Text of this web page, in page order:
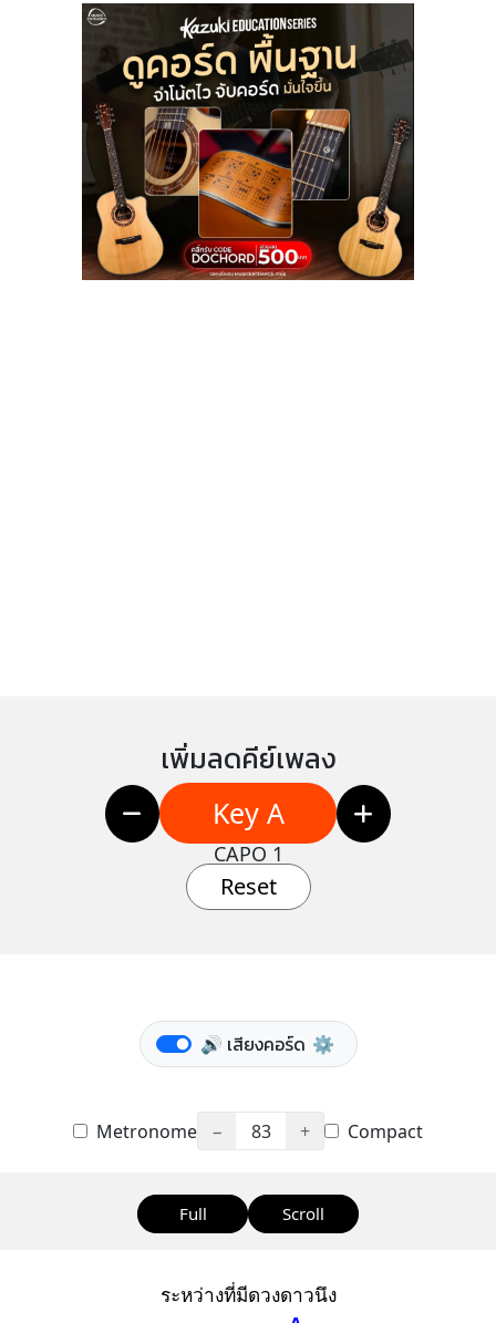
เพิ่มลดคีย์เพลง
Key A
CAPO 1
Reset
🔊 เสียงคอร์ด ⚙️
Metronome − 83 + Compact
Full Scroll
ระหว่างที่มีดวงดาวนึง